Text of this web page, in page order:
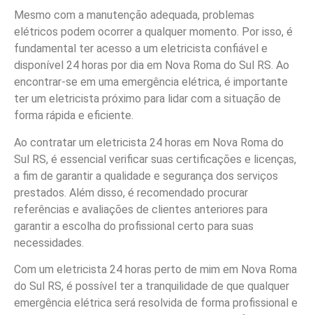
Mesmo com a manutenção adequada, problemas
elétricos podem ocorrer a qualquer momento. Por isso, é
fundamental ter acesso a um eletricista confiável e
disponível 24 horas por dia em Nova Roma do Sul RS. Ao
encontrar-se em uma emergência elétrica, é importante
ter um eletricista próximo para lidar com a situação de
forma rápida e eficiente.
Ao contratar um eletricista 24 horas em Nova Roma do
Sul RS, é essencial verificar suas certificações e licenças,
a fim de garantir a qualidade e segurança dos serviços
prestados. Além disso, é recomendado procurar
referências e avaliações de clientes anteriores para
garantir a escolha do profissional certo para suas
necessidades.
Com um eletricista 24 horas perto de mim em Nova Roma
do Sul RS, é possível ter a tranquilidade de que qualquer
emergência elétrica será resolvida de forma profissional e